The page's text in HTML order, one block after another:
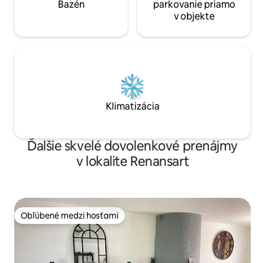
Bazén
parkovanie priamo
v objekte
Klimatizácia
Ďalšie skvelé dovolenkové prenájmy
v lokalite Renansart
Obľúbené medzi hosťami
Obľúbené medzi hosťami